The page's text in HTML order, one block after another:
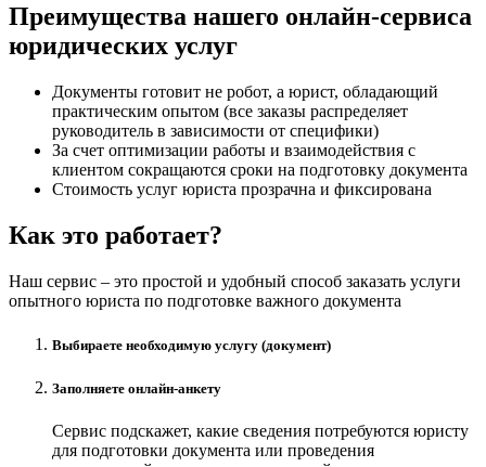
Преимущества нашего онлайн-сервиса
юридических услуг
Документы готовит не робот, а юрист, обладающий
практическим опытом (все заказы распределяет
руководитель в зависимости от специфики)
За счет оптимизации работы и взаимодействия с
клиентом сокращаются сроки на подготовку документа
Стоимость услуг юриста прозрачна и фиксирована
Как это работает?
Наш сервис – это простой и удобный способ заказать услуги
опытного юриста по подготовке важного документа
Выбираете необходимую услугу (документ)
Заполняете онлайн-анкету
Сервис подскажет, какие сведения потребуются юристу
для подготовки документа или проведения